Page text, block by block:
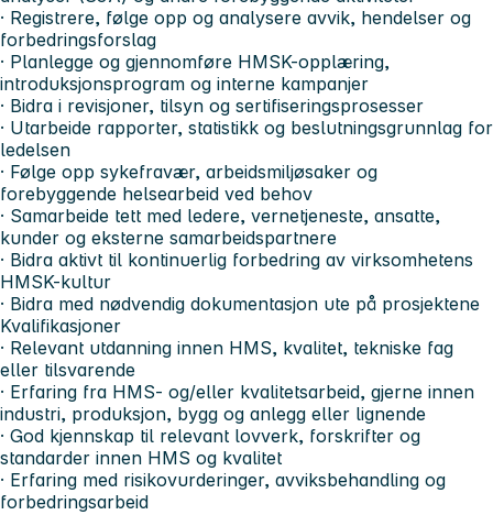
· Registrere, følge opp og analysere avvik, hendelser og
forbedringsforslag
· Planlegge og gjennomføre HMSK-opplæring,
introduksjonsprogram og interne kampanjer
· Bidra i revisjoner, tilsyn og sertifiseringsprosesser
· Utarbeide rapporter, statistikk og beslutningsgrunnlag for
ledelsen
· Følge opp sykefravær, arbeidsmiljøsaker og
forebyggende helsearbeid ved behov
· Samarbeide tett med ledere, vernetjeneste, ansatte,
kunder og eksterne samarbeidspartnere
· Bidra aktivt til kontinuerlig forbedring av virksomhetens
HMSK-kultur
· Bidra med nødvendig dokumentasjon ute på prosjektene
Kvalifikasjoner
· Relevant utdanning innen HMS, kvalitet, tekniske fag
eller tilsvarende
· Erfaring fra HMS- og/eller kvalitetsarbeid, gjerne innen
industri, produksjon, bygg og anlegg eller lignende
· God kjennskap til relevant lovverk, forskrifter og
standarder innen HMS og kvalitet
· Erfaring med risikovurderinger, avviksbehandling og
forbedringsarbeid